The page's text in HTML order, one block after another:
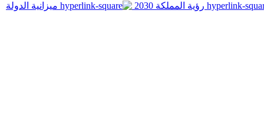
رؤية المملكة 2030 ميزانية الدولة